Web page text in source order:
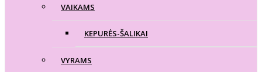
VAIKAMS
KEPURĖS-ŠALIKAI
VYRAMS